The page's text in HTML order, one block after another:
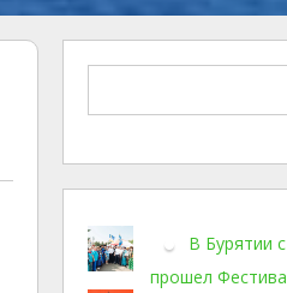
В Бурятии
прошел